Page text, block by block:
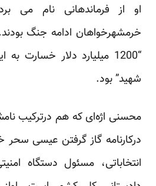
او از فرماندهانی نام می
خرمشهرخواهان ادامه جنگ
شهید” بود.
محسنی اژه‌ای که هم درترکیب
درکارنامه گاز گرفتن عیسی سحر
انتخاباتی، مسئول دستگاه